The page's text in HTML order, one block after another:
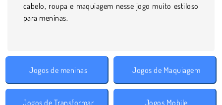
cabelo, roupa e maquiagem nesse jogo muito estiloso
para meninas.
Jogos de meninas Jogos de Maquiagem
Jogos de Transformar Jogos Mobile